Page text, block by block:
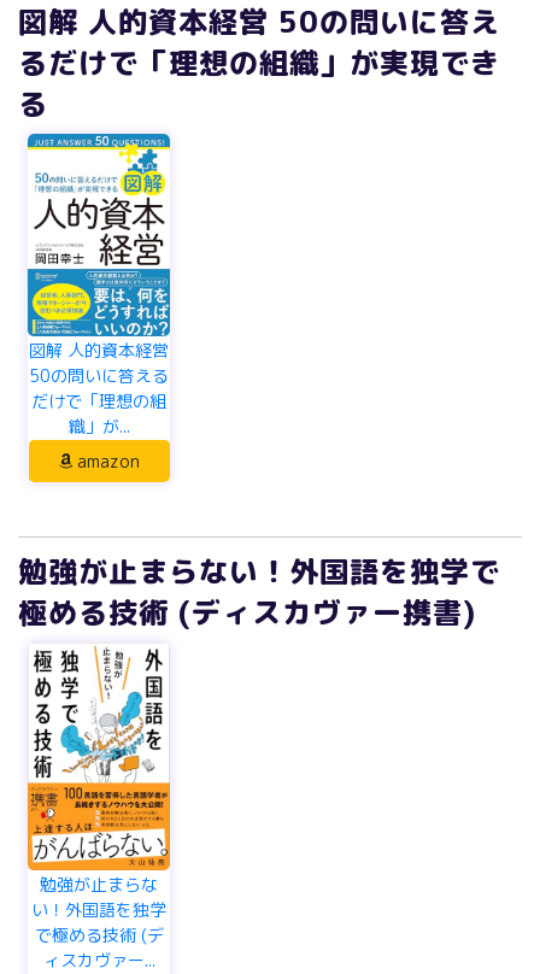
図解 人的資本経営 50の問いに答え
るだけで「理想の組織」が実現でき
る
図解 人的資本経営
50の問いに答える
だけで「理想の組
織」が...
amazon
勉強が止まらない！外国語を独学で
極める技術 (ディスカヴァー携書)
勉強が止まらな
い！外国語を独学
で極める技術 (デ
ィスカヴァー...